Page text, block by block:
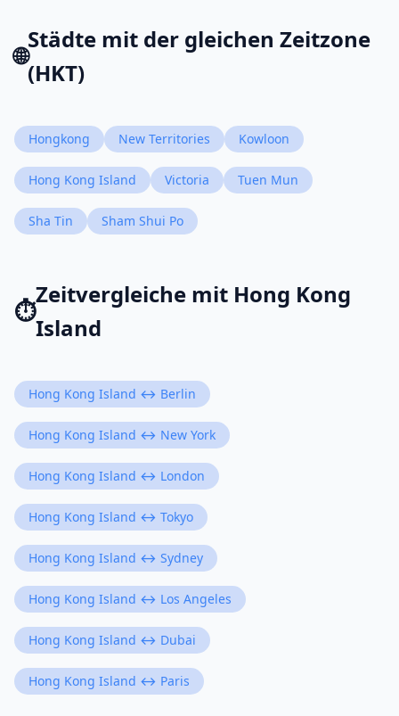
🌐
Städte mit der gleichen Zeitzone
(HKT)
Hongkong New Territories Kowloon
Hong Kong Island Victoria Tuen Mun
Sha Tin Sham Shui Po
⏱️
Zeitvergleiche mit Hong Kong
Island
Hong Kong Island ↔ Berlin
Hong Kong Island ↔ New York
Hong Kong Island ↔ London
Hong Kong Island ↔ Tokyo
Hong Kong Island ↔ Sydney
Hong Kong Island ↔ Los Angeles
Hong Kong Island ↔ Dubai
Hong Kong Island ↔ Paris